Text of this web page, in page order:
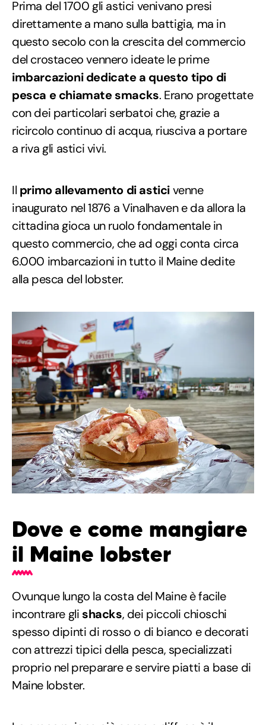
Prima del 1700 gli astici venivano presi
direttamente a mano sulla battigia, ma in
questo secolo con la crescita del commercio
del crostaceo vennero ideate le prime
imbarcazioni dedicate a questo tipo di
pesca e chiamate smacks. Erano progettate
con dei particolari serbatoi che, grazie a
ricircolo continuo di acqua, riusciva a portare
a riva gli astici vivi.
Il primo allevamento di asticivenne
inaugurato nel 1876 a Vinalhaven e da allora la
cittadina gioca un ruolo fondamentale in
questo commercio, che ad oggi conta circa
6.000 imbarcazioni in tutto il Maine dedite
alla pesca del lobster.
Dove e come mangiare
il Maine lobster
Ovunque lungo la costa del Maine è facile
incontrare gli shacks, dei piccoli chioschi
spesso dipinti di rosso o di bianco e decorati
con attrezzi tipici della pesca, specializzati
proprio nel preparare e servire piatti a base di
Maine lobster.